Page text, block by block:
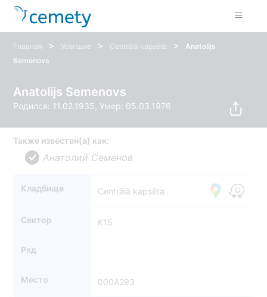
Главная > Усопшие > Centrālā kapsēta >
Anatolijs
Semenovs
Anatolijs Semenovs
Родился: 11.02.1935, Умер: 05.03.1976
Также известен(а) как:
Анатолий Семенов
Кладбище Centrālā kapsēta
Сектор K15
Ряд
Место 000A293